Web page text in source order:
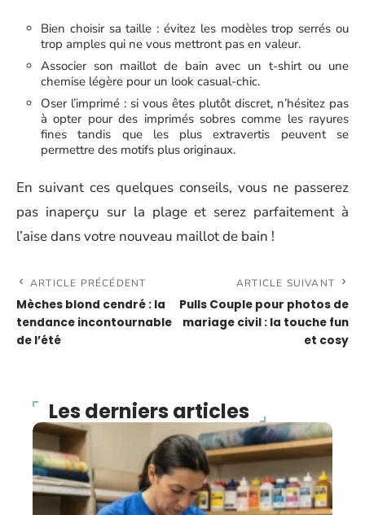
Bien choisir sa taille : évitez les modèles trop serrés ou
trop amples qui ne vous mettront pas en valeur.
Associer son maillot de bain avec un t-shirt ou une
chemise légère pour un look casual-chic.
Oser l’imprimé : si vous êtes plutôt discret, n’hésitez pas
à opter pour des imprimés sobres comme les rayures
fines tandis que les plus extravertis peuvent se
permettre des motifs plus originaux.
En suivant ces quelques conseils, vous ne passerez
pas inaperçu sur la plage et serez parfaitement à
l’aise dans votre nouveau maillot de bain !
ARTICLE PRÉCÉDENT
Mèches blond cendré : la
tendance incontournable
de l’été
ARTICLE SUIVANT
Pulls Couple pour photos de
mariage civil : la touche fun
et cosy
Les derniers articles